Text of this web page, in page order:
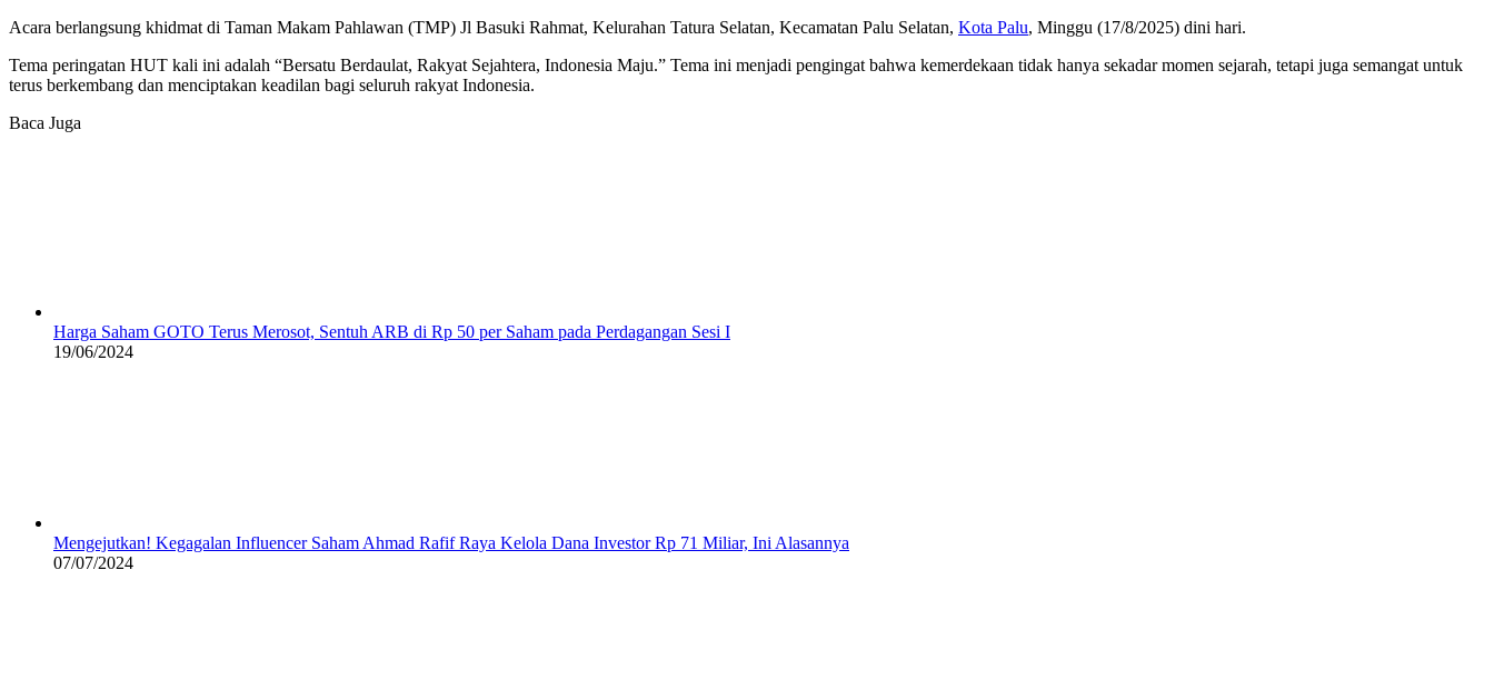
Acara berlangsung khidmat di Taman Makam Pahlawan (TMP) Jl Basuki Rahmat, Kelurahan Tatura Selatan, Kecamatan Palu Selatan, Kota Palu, Minggu (17/8/2025) dini hari.
Tema peringatan HUT kali ini adalah “Bersatu Berdaulat, Rakyat Sejahtera, Indonesia Maju.” Tema ini menjadi pengingat bahwa kemerdekaan tidak hanya sekadar momen sejarah, tetapi juga semangat untuk
terus berkembang dan menciptakan keadilan bagi seluruh rakyat Indonesia.
Baca Juga
Harga Saham GOTO Terus Merosot, Sentuh ARB di Rp 50 per Saham pada Perdagangan Sesi I
19/06/2024
Mengejutkan! Kegagalan Influencer Saham Ahmad Rafif Raya Kelola Dana Investor Rp 71 Miliar, Ini Alasannya
07/07/2024